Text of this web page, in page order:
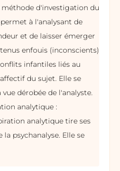
méthode d'investigation du
à l'analysant de
et de laisser émerger
enfouis (inconscients)
infantiles liés au
du sujet. Elle se
dérobée de l'analyste.
analytique :
analytique tire ses
la psychanalyse. Elle se